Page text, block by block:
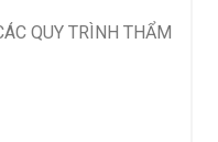
QUY TRÌNH THẨM